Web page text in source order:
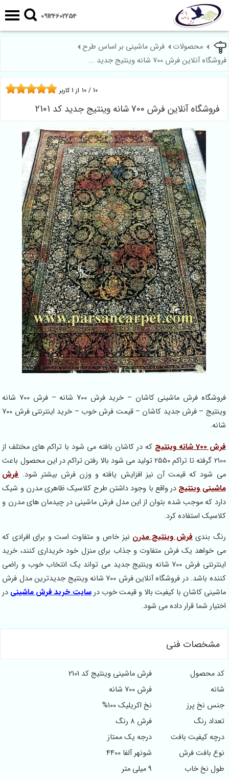
09124602254
محصولات
فرش ماشینی بر اساس طرح
فروشگاه آنلاین فرش 700 شانه وینتیج جدید ...
فروشگاه آنلاین فرش 700 شانه وینتیج جدید کد 2101
10 / 10 از 1کاربر
فروشگاه فرش ماشینی کاشان – خرید فرش 700 شانه – فرش 700 شانه
وینتیج – فرش جدید کاشان – قیمت فرش خوب – خرید اینترنتی فرش 700
شانه.
فرش 700 شانه وینتیج
که در کاشان بافته می شود با تراکم های مختلف از
2100 گرفته تا تراکم 2550 تولید می شود بالا رفتن تراکم در این محصول باعث
می شود که قیمت آن نیز افزایش یافته و وزن فرش بیشتر شود.فرش
ماشینی وینتیج در واقع با وجود داشتن طرح کلاسیک ظاهری مدرن و شیک
دارد که موجب شده بتوان از این مدل فرش ماشینی در چیدمان های مدرن و
کلاسیک استفاده کرد.
رنگ بندیفرش وینتیج مدرن نیز خاص و متفاوت است و برای افرادی که
می خواهد یک فرش متفاوت و جذاب برای منزل خود خریداری کنند، خرید
اینترنتی فرش 700 شانه وینتیج جدید می تواند یک انتخاب خوب و راضی
کننده باشد. در فروشگاه آنلاین فرش 700 شانه وینتیج جدیدترین مدل فرش
ماشینی کاشان با کیفیت بالا و قیمت خوب درسایت خرید فرش ماشینی در
اختیار شما قرار داده می شود.
مشخصات فنی
کد محصول
فرش ماشینی وینتیج کد 2101
شانه
فرش 700 شانه
جنس نخ پرز
نخ اکریلیک 100%
تعداد رنگ
فرش 8 رنگ
درچه کیفیت بافت
درجه یک ممتاز
نوع بافت فرش
شونهر آلفا 4400
طول نخ خاب
9 میلی متر